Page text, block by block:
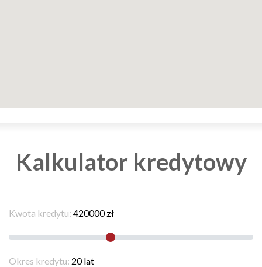
Kalkulator kredytowy
Kwota kredytu: 420000 zł
Okres kredytu: 20 lat